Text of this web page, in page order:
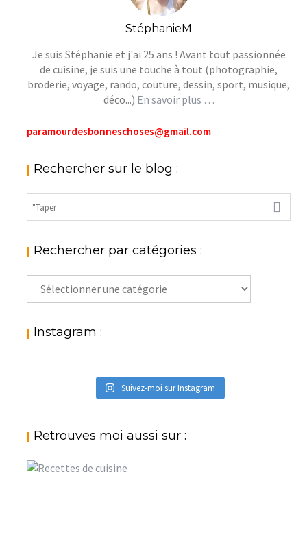
StéphanieM
Je suis Stéphanie et j'ai 25 ans ! Avant tout passionnée
de cuisine, je suis une touche à tout (photographie,
broderie, voyage, rando, couture, dessin, sport, musique,
déco...) En savoir plus …
paramourdesbonneschoses@gmail.com
Rechercher sur le blog :
Rechercher par catégories :
Rechercher
par
: Instagram :
Suivez-moi sur Instagram
Retrouves moi aussi sur :